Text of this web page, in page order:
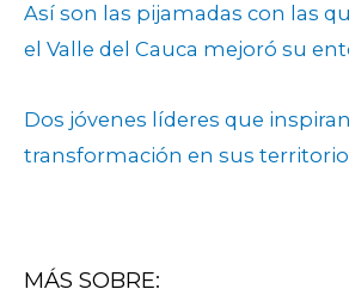
Así son las pijamadas con las
el Valle del Cauca mejoró su
Dos jóvenes líderes que
transformación en sus
MÁS SOBRE: